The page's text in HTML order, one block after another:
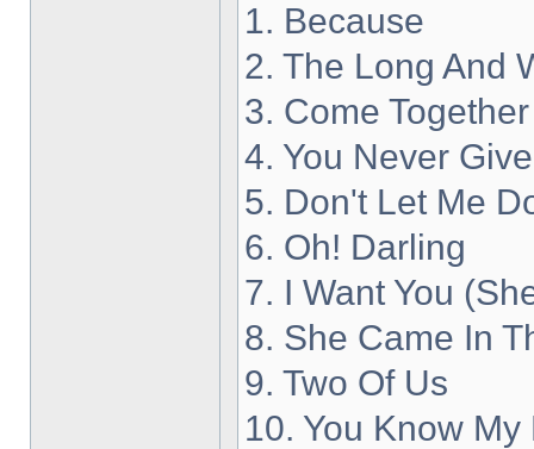
1. Because
2. The Long And
3. Come Together
4. You Never
5. Don't Let Me
6. Oh! Darling
7. I Want You
8. She Came In
9. Two Of Us
10. You Know